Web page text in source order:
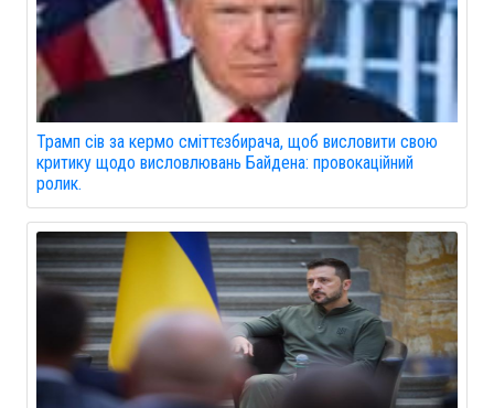
Трамп сів за кермо сміттєзбирача, щоб висловити свою
критику щодо висловлювань Байдена: провокаційний
ролик.